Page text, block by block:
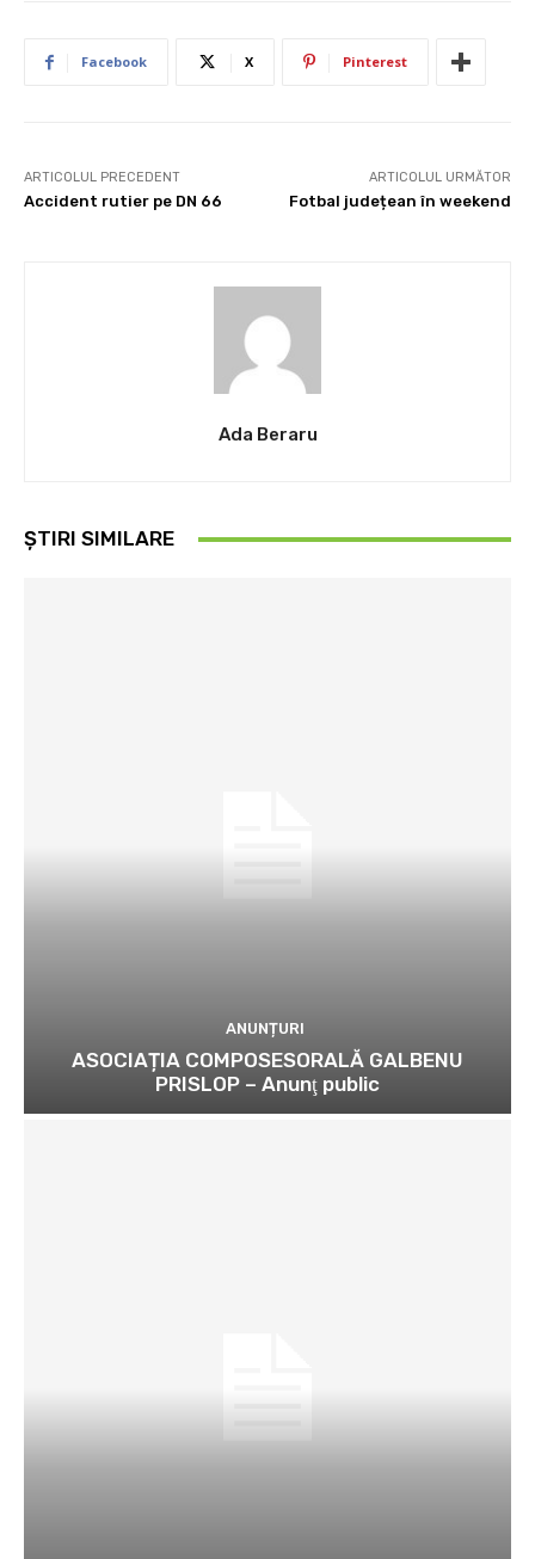
Facebook X Pinterest
ARTICOLUL PRECEDENT
Accident rutier pe DN 66
ARTICOLUL URMĂTOR
Fotbal județean în weekend
Ada Beraru
ȘTIRI SIMILARE
ANUNȚURI
ASOCIAȚIA COMPOSESORALĂ GALBENU
PRISLOP – Anunţ public